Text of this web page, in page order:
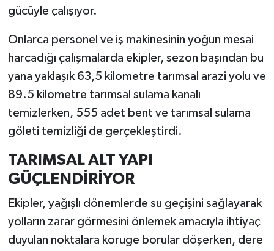
gücüyle çalışıyor.
Onlarca personel ve iş makinesinin yoğun mesai
harcadığı çalışmalarda ekipler, sezon başından bu
yana yaklaşık 63,5 kilometre tarımsal arazi yolu ve
89.5 kilometre tarımsal sulama kanalı
temizlerken, 555 adet bent ve tarımsal sulama
göleti temizliği de gerçekleştirdi.
TARIMSAL ALT YAPI
GÜÇLENDİRİYOR
Ekipler, yağışlı dönemlerde su geçişini sağlayarak
yolların zarar görmesini önlemek amacıyla ihtiyaç
duyulan noktalara koruge borular döşerken, dere